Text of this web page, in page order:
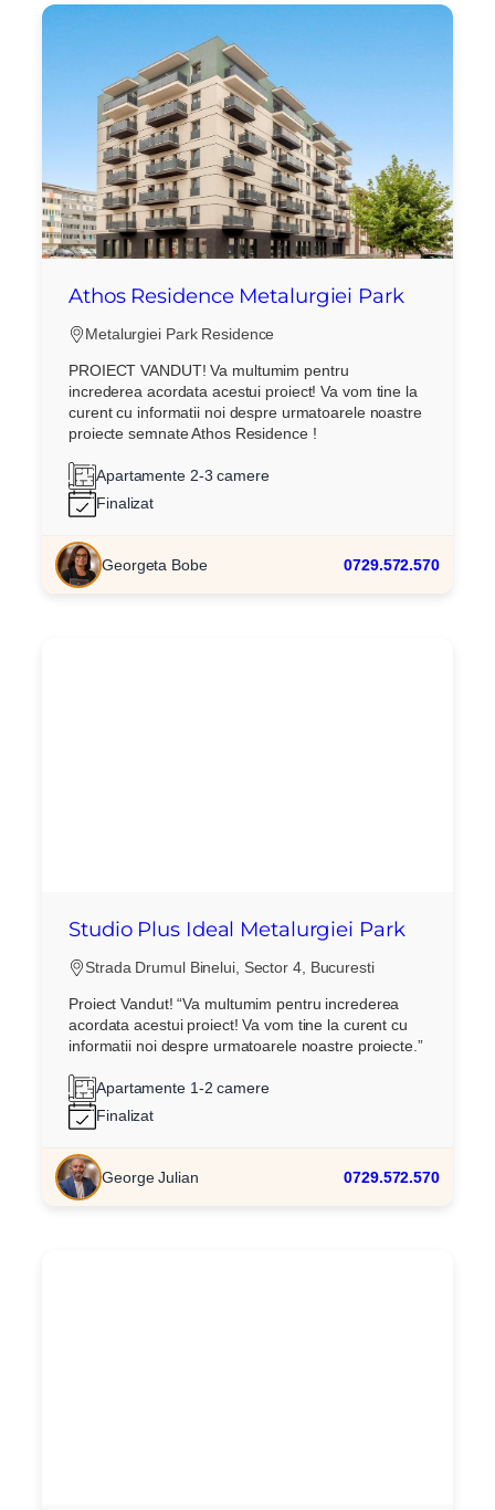
Athos Residence Metalurgiei Park
Metalurgiei Park Residence
PROIECT VANDUT! Va multumim pentru
increderea acordata acestui proiect! Va vom tine la
curent cu informatii noi despre urmatoarele noastre
proiecte semnate Athos Residence !
Apartamente 2-3 camere
Finalizat
Georgeta Bobe 0729.572.570
Studio Plus Ideal Metalurgiei Park
Strada Drumul Binelui, Sector 4, Bucuresti
Proiect Vandut! “Va multumim pentru increderea
acordata acestui proiect! Va vom tine la curent cu
informatii noi despre urmatoarele noastre proiecte.”
Apartamente 1-2 camere
Finalizat
George Julian 0729.572.570